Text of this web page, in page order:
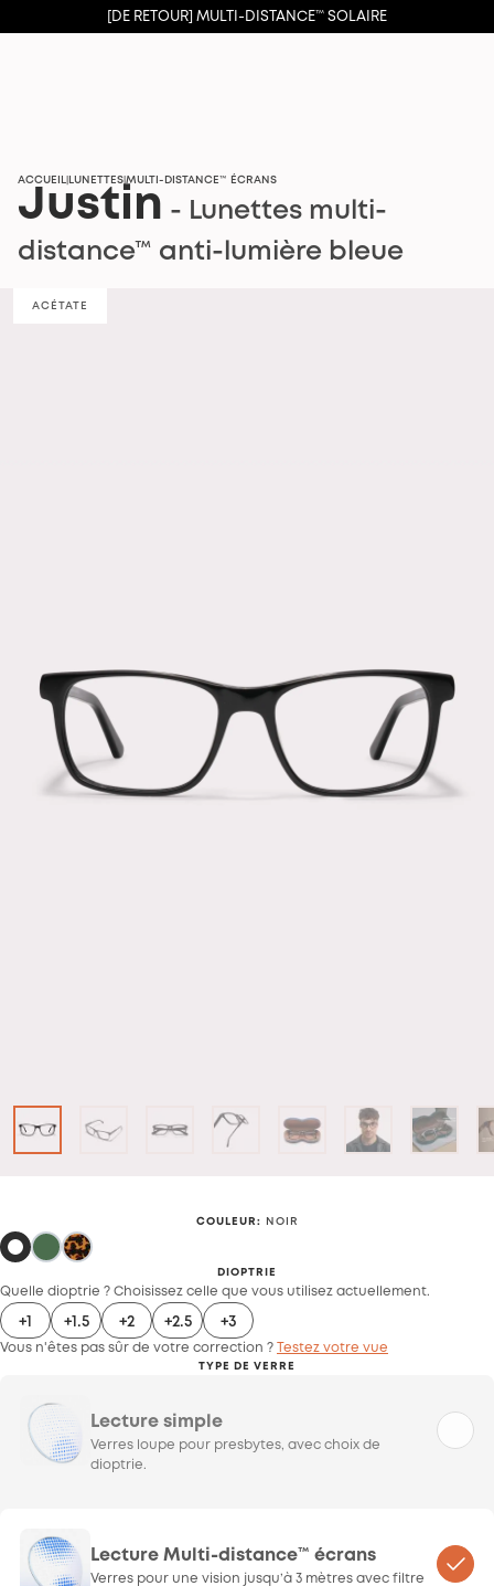
[DE RETOUR] MULTI-DISTANCE™ SOLAIRE
ACCUEIL LUNETTES MULTI-DISTANCE™ ÉCRANS
Justin - Lunettes multi-
distance™ anti-lumière bleue
ACÉTATE
COULEUR : NOIR
DIOPTRIE
Quelle dioptrie ? Choisissez celle que vous utilisez actuellement.
+1 +1.5 +2 +2.5 +3
Vous n'êtes pas sûr de votre correction ? Testez votre vue
TYPE DE VERRE
Lecture simple
Verres loupe pour presbytes, avec choix de
dioptrie.
Lecture Multi-distance™ écrans
Verres pour une vision jusqu’à 3 mètres avec filtre